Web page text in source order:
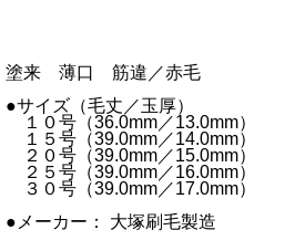
塗来 薄口 筋違／赤毛
●サイズ（毛丈／玉厚）
１０号（36.0mm／13.0mm）
１５号（39.0mm／14.0mm）
２０号（39.0mm／15.0mm）
２５号（39.0mm／16.0mm）
３０号（39.0mm／17.0mm）
●メーカー： 大塚刷毛製造